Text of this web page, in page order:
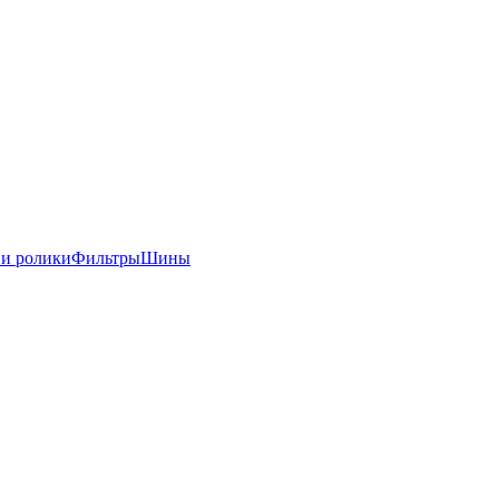
роликиФильтрыШины